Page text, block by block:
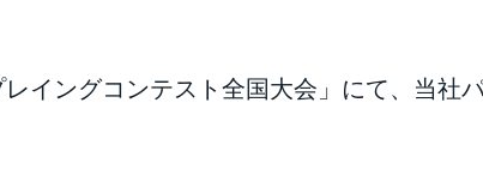
イングコンテスト全国大会」にて、当社